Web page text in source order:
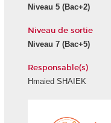
Niveau 5(Bac+2)
Niveau de sortie
Niveau 7(Bac+5)
Responsable(s)
Hmaied SHAIEK